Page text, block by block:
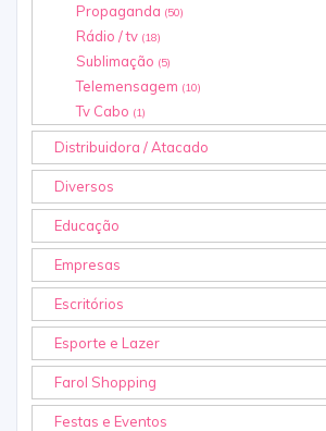
Propaganda (50)
Rádio / tv (18)
Sublimação (5)
Telemensagem (10)
Tv Cabo (1)
Distribuidora / Atacado
Diversos
Educação
Empresas
Escritórios
Esporte e Lazer
Farol Shopping
Festas e Eventos